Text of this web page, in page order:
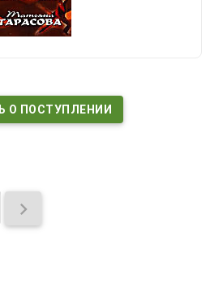
О ПОСТУПЛЕНИИ
